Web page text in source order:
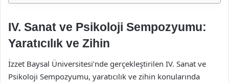
IV. Sanat ve Psikoloji Sempozyumu:
Yaratıcılık ve Zihin
İzzet Baysal Üniversitesi’nde gerçekleştirilen IV. Sanat ve
Psikoloji Sempozyumu, yaratıcılık ve zihin konularında